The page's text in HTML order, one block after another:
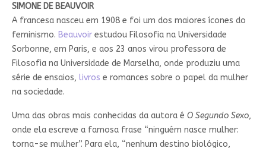
SIMONE DE BEAUVOIR
A francesa nasceu em 1908 e foi um dos maiores ícones do
feminismo. Beauvoirestudou Filosofia na Universidade
Sorbonne, em Paris, e aos 23 anos virou professora de
Filosofia na Universidade de Marselha, onde produziu uma
série de ensaios, livros e romances sobre o papel da mulher
na sociedade.
Uma das obras mais conhecidas da autora é O Segundo Sexo,
onde ela escreve a famosa frase “ninguém nasce mulher:
torna-se mulher”. Para ela, “nenhum destino biológico,